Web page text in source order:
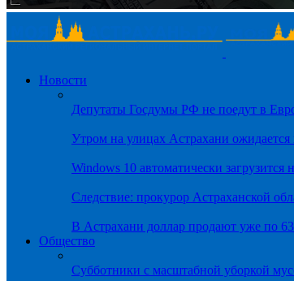
Новости
Депутаты Госдумы РФ не поедут в
Утром на улицах Астрахани ожидается
Windows 10 автоматически загрузится
Следствие: прокурор Астраханской
В Астрахани доллар продают уже по
Общество
Субботники с масштабной уборкой